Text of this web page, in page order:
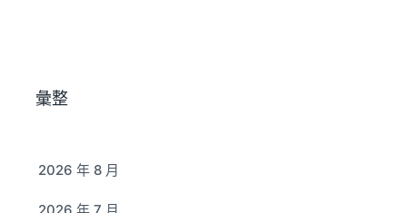
彙整
2026 年 8 月